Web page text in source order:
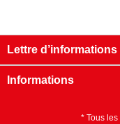
Lettre d’informations
Informations
* Tous